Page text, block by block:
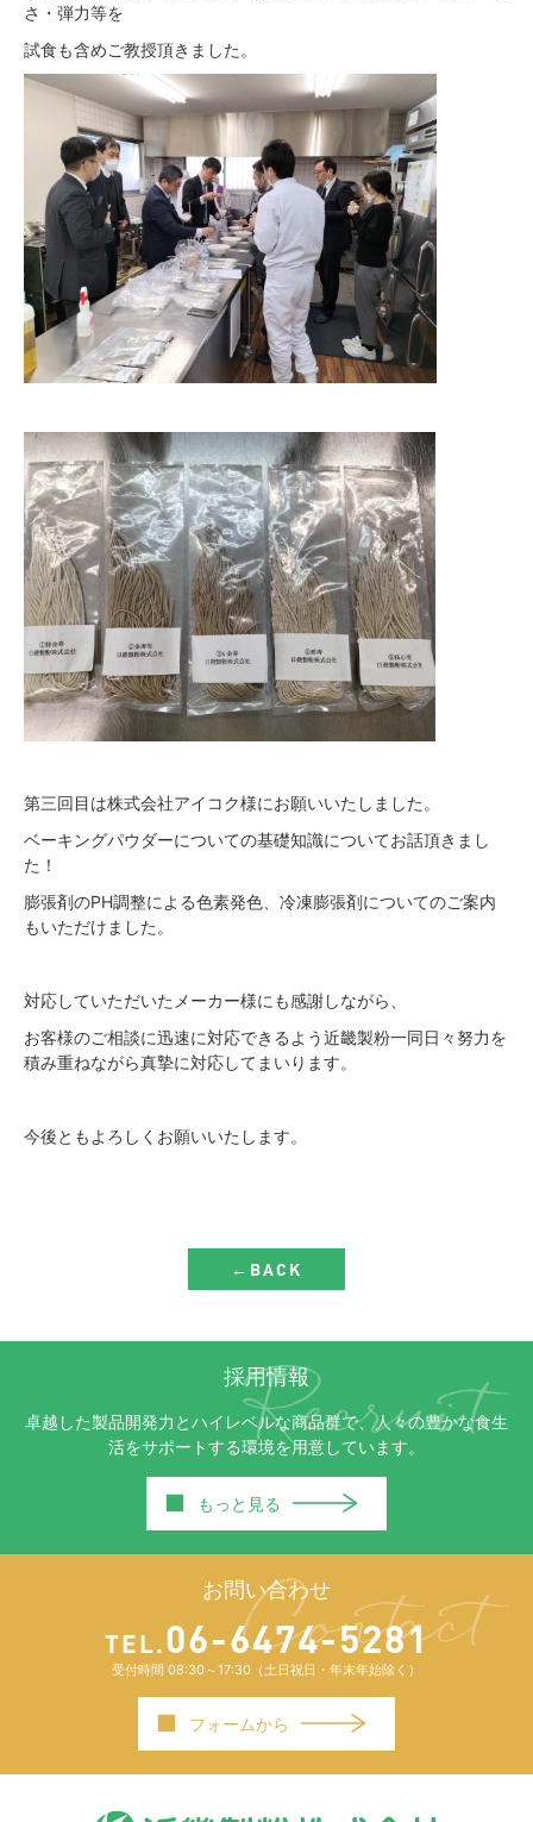
さ・弾力等を
試食も含めご教授頂きました。
第三回目は株式会社アイコク様にお願いいたしました。
ベーキングパウダーについての基礎知識についてお話頂きまし
た！
膨張剤のPH調整による色素発色、冷凍膨張剤についてのご案内
もいただけました。
対応していただいたメーカー様にも感謝しながら、
お客様のご相談に迅速に対応できるよう近畿製粉一同日々努力を
積み重ねながら真摯に対応してまいります。
今後ともよろしくお願いいたします。
←BACK
採用情報
卓越した製品開発力とハイレベルな商品群で、人々の豊かな食生
活をサポートする環境を用意しています。
■ もっと見る
お問い合わせ
TEL.06-6474-5281
受付時間 08:30～17:30（土日祝日・年末年始除く）
■ フォームから